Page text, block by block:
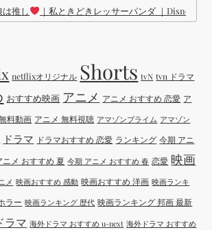
推し ｜私ときどきレッサーパンダ ｜Disney (
netflixオリジナル Shorts tvN tvn ドラマ
おすすめ映画 アニメ アニメ おすすめ 恋愛 ア
料動画 アニメ 無料視聴 アマゾンプライム アマゾン
ドラマ ドラマおすすめ 恋愛 ランキング 今期 アニ
ニメ おすすめ 夏 今期 アニメ おすすめ 春 恋愛 映画
メ 映画おすすめ 感動 映画おすすめ 洋画 映画ランキ
ラー 映画ランキング 歴代 映画ランキング 邦画 最新
ラマ 海外ドラマ おすすめ u-next 海外ドラマ おすすめ